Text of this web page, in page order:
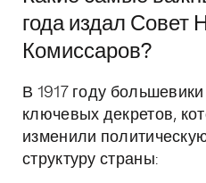
года издал Совет
Комиссаров?
В 1917 году
ключевых декретов,
изменили
структуру страны: